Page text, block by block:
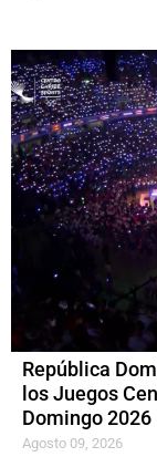
República
los Juegos
Domingo 2026
Agosto 09, 2026